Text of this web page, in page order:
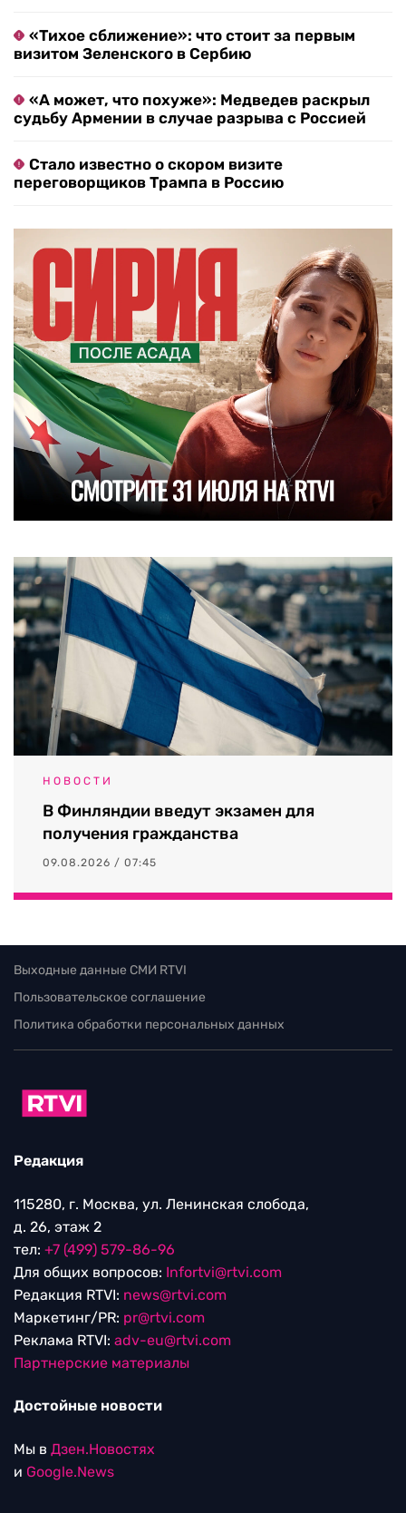
«Тихое сближение»: что стоит за первым
визитом Зеленского в Сербию
«А может, что похуже»: Медведев раскрыл
судьбу Армении в случае разрыва с Россией
Стало известно о скором визите
переговорщиков Трампа в Россию
НОВОСТИ
В Финляндии введут экзамен для
получения гражданства
09.08.2026 / 07:45
Выходные данные СМИ RTVI
Пользовательское соглашение
Политика обработки персональных данных
Редакция
115280, г. Москва, ул. Ленинская слобода,
д. 26, этаж 2
тел: +7 (499) 579-86-96
Для общих вопросов: Infortvi@rtvi.com
Редакция RTVI: news@rtvi.com
Маркетинг/PR: pr@rtvi.com
Реклама RTVI: adv-eu@rtvi.com
Партнерские материалы
Достойные новости
Мы в Дзен.Новостях
и Google.News